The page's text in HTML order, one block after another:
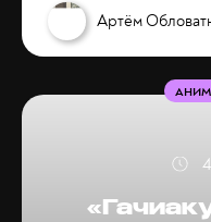
Артём